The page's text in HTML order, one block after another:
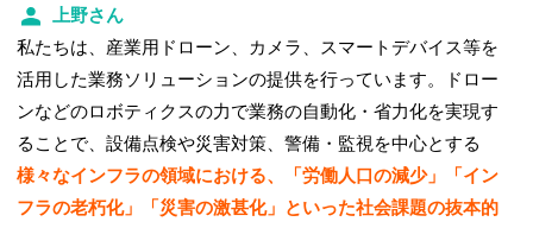
上野さん
私たちは、産業用ドローン、カメラ、スマートデバイス等を
活用した業務ソリューションの提供を行っています。ドロー
ンなどのロボティクスの力で業務の自動化・省力化を実現す
ることで、設備点検や災害対策、警備・監視を中心とする
様々なインフラの領域における、「労働人口の減少」「イン
フラの老朽化」「災害の激甚化」といった社会課題の抜本的